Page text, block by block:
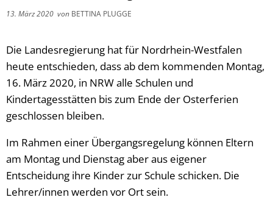
13. März 2020 von BETTINA PLUGGE
Die Landesregierung hat für Nordrhein-Westfalen
heute entschieden, dass ab dem kommenden Montag,
16. März 2020, in NRW alle Schulen und
Kindertagesstätten bis zum Ende der Osterferien
geschlossen bleiben.
Im Rahmen einer Übergangsregelung können Eltern
am Montag und Dienstag aber aus eigener
Entscheidung ihre Kinder zur Schule schicken. Die
Lehrer/innen werden vor Ort sein.